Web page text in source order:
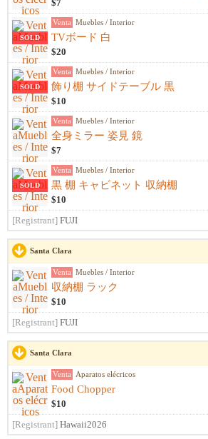
$7
SOLD
Venta Muebles / Interior
TVボード 白
$20
SOLD
Venta Muebles / Interior
飾り棚 サイドテーブル 黒
$10
Venta Muebles / Interior
全身ミラー 姿見 鏡
$7
SOLD
Venta Muebles / Interior
黒 棚 キャビネット 収納棚
$10
[Registrant] FUJI
Santa Clara
Venta Muebles / Interior
収納棚 ラック
$10
[Registrant] FUJI
Santa Clara
Venta Aparatos elécricos
Food Chopper
$10
[Registrant] Hawaii2026